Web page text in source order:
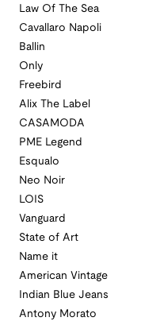
Law Of The Sea
Cavallaro Napoli
Ballin
Only
Freebird
Alix The Label
CASAMODA
PME Legend
Esqualo
Neo Noir
LOIS
Vanguard
State of Art
Name it
American Vintage
Indian Blue Jeans
Antony Morato